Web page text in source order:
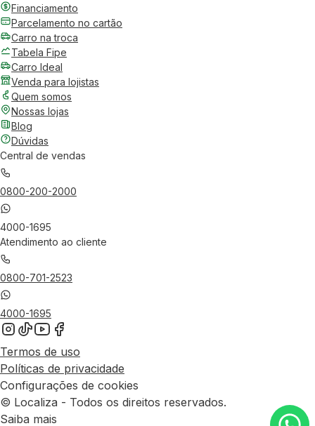
Financiamento
Parcelamento no cartão
Carro na troca
Tabela Fipe
Carro Ideal
Venda para lojistas
Quem somos
Nossas lojas
Blog
Dúvidas
Central de vendas
0800-200-2000
4000-1695
Atendimento ao cliente
0800-701-2523
4000-1695
Termos de uso
Políticas de privacidade
Configurações de cookies
© Localiza - Todos os direitos reservados.
Saiba mais